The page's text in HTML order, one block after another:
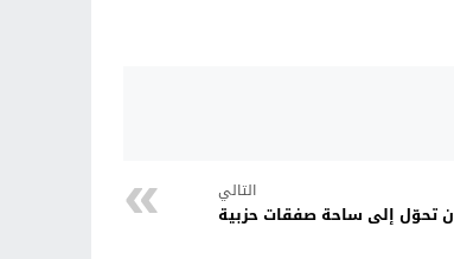
التالي
تحوّل إلى ساحة صفقات حزبية